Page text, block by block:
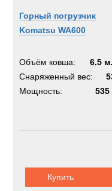
Горный погрузчик
Komatsu WA600
Объём ковша:
6.5
Снаряженный вес:
Мощность:
535
Купить